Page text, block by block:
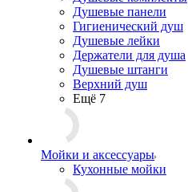
Душевые панели
Гигиенический душ
Душевые лейки
Держатели для душа
Душевые штанги
Верхний душ
Ещё 7
Мойки и аксессуары
Кухонные мойки